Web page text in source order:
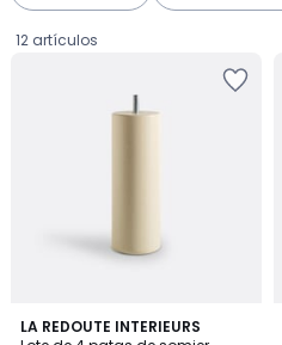
12 artículos
LA REDOUTE INTERIEURS
4,6
3